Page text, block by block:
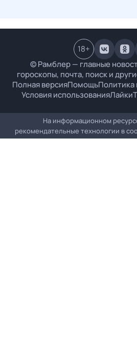
© Рамблер — главные
гороскопы, почта, поиск и
Полная версияПомощьПолитика
Условия использованияЛайки
18+
На информационном
рекомендательные технологии в